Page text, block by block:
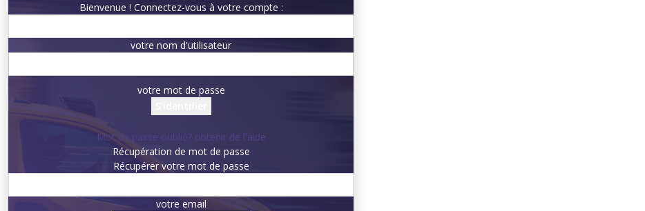
Bienvenue ! Connectez-vous à votre compte :
votre nom d'utilisateur
votre mot de passe
Mot de passe oublié? obtenir de l'aide
Récupération de mot de passe
Récupérer votre mot de passe
votre email